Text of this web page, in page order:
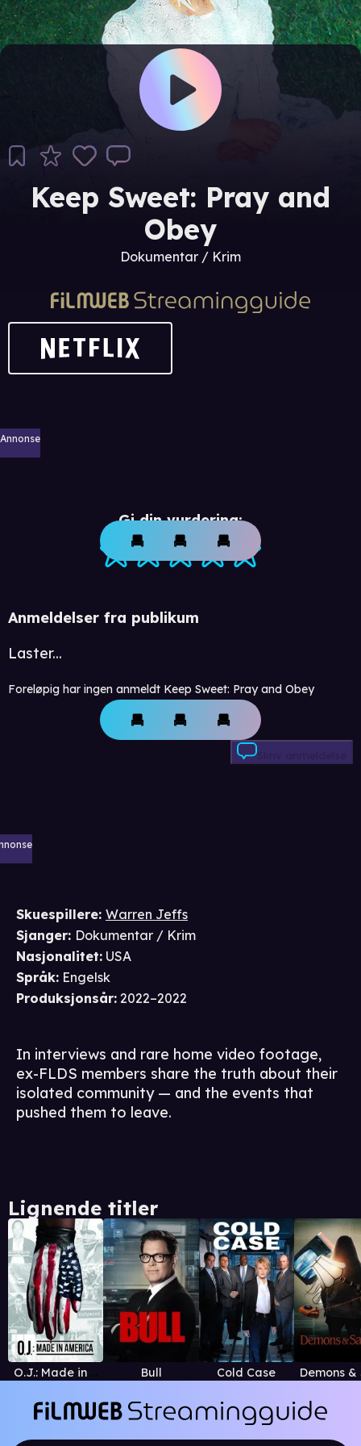
Keep Sweet: Pray and
Obey
Dokumentar / Krim
Annonse
Gi din vurdering:
Anmeldelser fra publikum
Laster...
Foreløpig har ingen anmeldt Keep Sweet: Pray and Obey
Skriv anmeldelse
Skuespillere: Warren Jeffs
Sjanger: Dokumentar / Krim
Nasjonalitet: USA
Språk: Engelsk
Produksjonsår: 2022–2022
In interviews and rare home video footage,
ex-FLDS members share the truth about their
isolated community — and the events that
pushed them to leave.
Lignende titler
O.J.: Made in America Bull Cold Case